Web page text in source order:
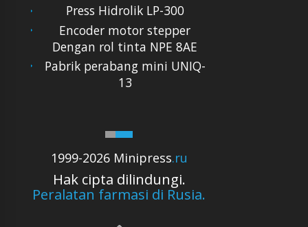
1999-2026 Minipress.ru
Hak cipta dilindungi.
Peralatan farmasi di Rusia.
Press Hidrolik LP-300
Encoder motor stepper
Dengan rol tinta NPE 8AE
Pabrik perabang mini UNIQ-
13